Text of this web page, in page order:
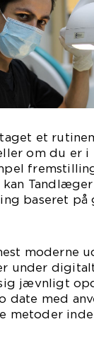
et
om du er i
baseret på
moderne
under
jævnligt
med
metoder